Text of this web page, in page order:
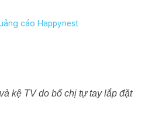
kệ TV do bố chị tự tay lắp đặt